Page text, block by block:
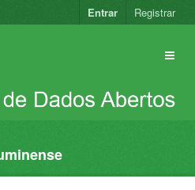
Entrar Registrar